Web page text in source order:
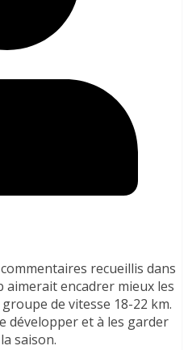
recueillis dans
aimerait encadrer mieux les
de vitesse 18-22 km.
développer et à les garder
saison.